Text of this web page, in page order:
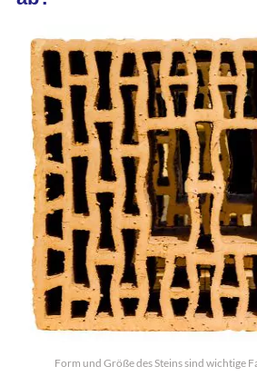
Form und Größe des Steins sind wichtige